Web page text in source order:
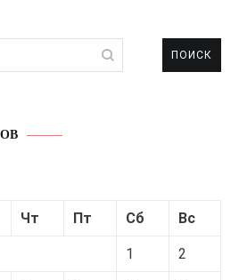
Чт Пт Сб Вс
1 2